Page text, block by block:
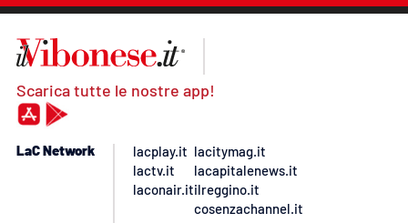
Scarica tutte le nostre app!
LaC Network
lacplay.it
lactv.it
laconair.it
lacitymag.it
lacapitalenews.it
ilreggino.it
cosenzachannel.it